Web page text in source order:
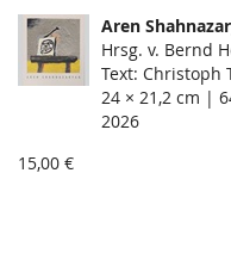
Aren
Hrsg. v. Bernd
Text: Christoph
24 × 21,2 cm |
2026
15,00 €